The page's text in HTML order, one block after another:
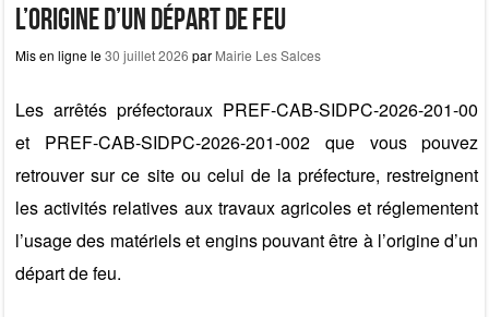
l’origine d’un départ de feu
Mis en ligne le30 juillet 2026 par Mairie Les Salces
Les arrêtés préfectoraux PREF-CAB-SIDPC-2026-201-00
et PREF-CAB-SIDPC-2026-201-002 que vous pouvez
retrouver sur ce site ou celui de la préfecture, restreignent
les activités relatives aux travaux agricoles et réglementent
l’usage des matériels et engins pouvant être à l’origine d’un
départ de feu.